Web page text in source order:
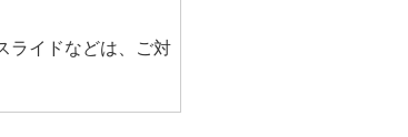
ライドなどは、ご対